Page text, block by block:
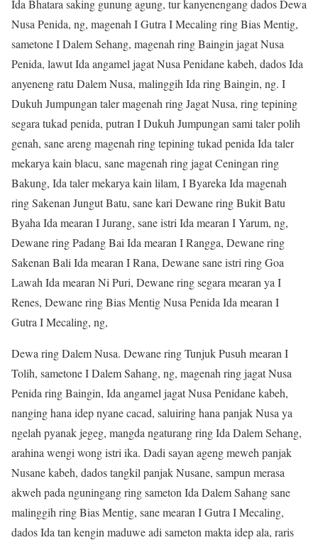
Ida Bhatara saking gunung agung, tur kanyenengang dados Dewa
Nusa Penida, ng, magenah I Gutra I Mecaling ring Bias Mentig,
sametone I Dalem Sehang, magenah ring Baingin jagat Nusa
Penida, lawut Ida angamel jagat Nusa Penidane kabeh, dados Ida
anyeneng ratu Dalem Nusa, malinggih Ida ring Baingin, ng. I
Dukuh Jumpungan taler magenah ring Jagat Nusa, ring tepining
segara tukad penida, putran I Dukuh Jumpungan sami taler polih
genah, sane areng magenah ring tepining tukad penida Ida taler
mekarya kain blacu, sane magenah ring jagat Ceningan ring
Bakung, Ida taler mekarya kain lilam, I Byareka Ida magenah
ring Sakenan Jungut Batu, sane kari Dewane ring Bukit Batu
Byaha Ida mearan I Jurang, sane istri Ida mearan I Yarum, ng,
Dewane ring Padang Bai Ida mearan I Rangga, Dewane ring
Sakenan Bali Ida mearan I Rana, Dewane sane istri ring Goa
Lawah Ida mearan Ni Puri, Dewane ring segara mearan ya I
Renes, Dewane ring Bias Mentig Nusa Penida Ida mearan I
Gutra I Mecaling, ng,
Dewa ring Dalem Nusa. Dewane ring Tunjuk Pusuh mearan I
Tolih, sametone I Dalem Sahang, ng, magenah ring jagat Nusa
Penida ring Baingin, Ida angamel jagat Nusa Penidane kabeh,
nanging hana idep nyane cacad, saluiring hana panjak Nusa ya
ngelah pyanak jegeg, mangda ngaturang ring Ida Dalem Sehang,
arahina wengi wong istri ika. Dadi sayan ageng meweh panjak
Nusane kabeh, dados tangkil panjak Nusane, sampun merasa
akweh pada nguningang ring sameton Ida Dalem Sahang sane
malinggih ring Bias Mentig, sane mearan I Gutra I Mecaling,
dados Ida tan kengin maduwe adi sameton makta idep ala, raris